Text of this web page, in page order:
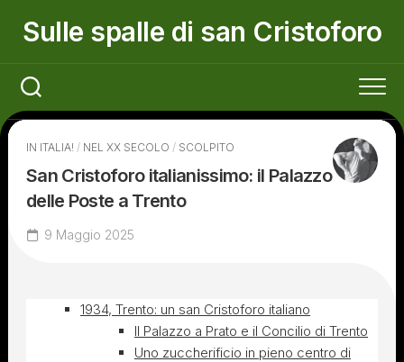
Sulle spalle di san Cristoforo
IN ITALIA! / NEL XX SECOLO / SCOLPITO
San Cristoforo italianissimo: il Palazzo
delle Poste a Trento
9 Maggio 2025
1934, Trento: un san Cristoforo italiano
Il Palazzo a Prato e il Concilio di Trento
Uno zuccherificio in pieno centro di